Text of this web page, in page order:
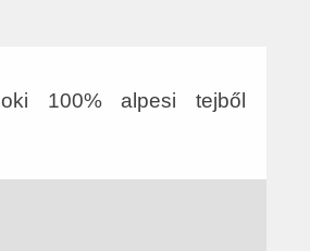
100% alpesi tejből